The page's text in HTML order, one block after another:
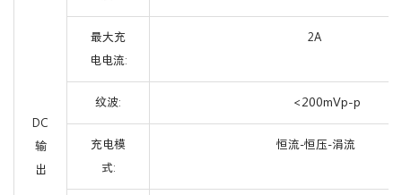
DC
输
出
最大充
电电流:
2A
纹波: <200mVp-p
充电模
式:
恒流-恒压-涓流